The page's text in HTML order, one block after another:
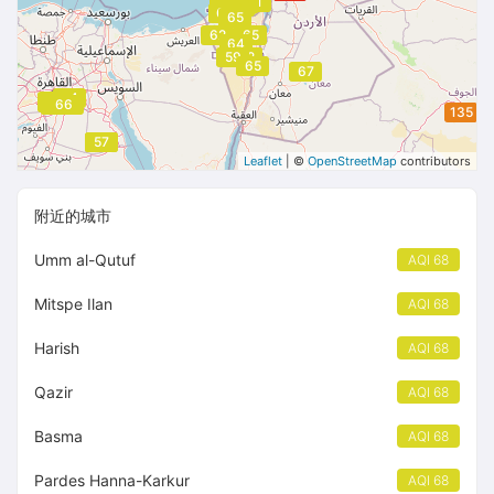
67
64
62
57
135
64
63
57
66
62
6465
66
65
64
65
62
66
63
59
65
Leaflet | ©OpenStreetMap contributors
附近的城市
Umm al-Qutuf AQI 68
Mitspe Ilan AQI 68
Harish AQI 68
Qazir AQI 68
Basma AQI 68
Pardes Hanna-Karkur AQI 68